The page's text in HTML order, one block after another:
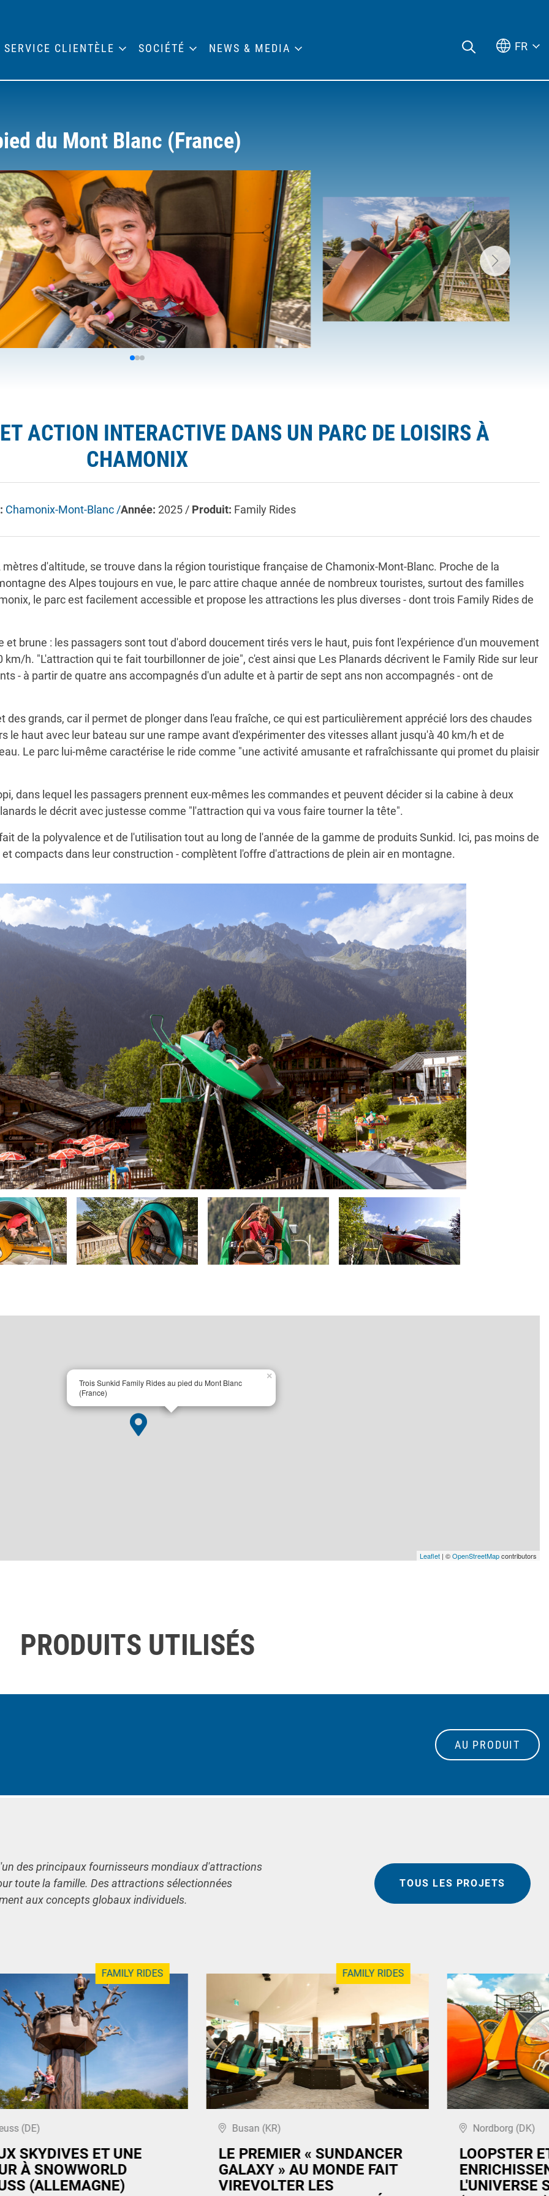
du Mont Blanc (France)
ACTION INTERACTIVE DANS UN PARC DE LOISIRS À
CHAMONIX
Chamonix-Mont-Blanc /Année: 2025 / Produit: Family Rides
d'altitude, se trouve dans la région touristique française de Chamonix-Mont-Blanc. Proche de la
des Alpes toujours en vue, le parc attire chaque année de nombreux touristes, surtout des familles
le parc est facilement accessible et propose les attractions les plus diverses - dont trois Family Rides de
brune : les passagers sont tout d'abord doucement tirés vers le haut, puis font l'expérience d'un mouvement
h. "L'attraction qui te fait tourbillonner de joie", c'est ainsi que Les Planards décrivent le Family Ride sur leur
- à partir de quatre ans accompagnés d'un adulte et à partir de sept ans non accompagnés - ont de
grands, car il permet de plonger dans l'eau fraîche, ce qui est particulièrement apprécié lors des chaudes
le haut avec leur bateau sur une rampe avant d'expérimenter des vitesses allant jusqu'à 40 km/h et de
Le parc lui-même caractérise le ride comme "une activité amusante et rafraîchissante qui promet du plaisir
dans lequel les passagers prennent eux-mêmes les commandes et peuvent décider si la cabine à deux
le décrit avec justesse comme "l'attraction qui va vous faire tourner la tête".
de la polyvalence et de l'utilisation tout au long de l'année de la gamme de produits Sunkid. Ici, pas moins de
compacts dans leur construction - complètent l'offre d'attractions de plein air en montagne.
Trois Sunkid Family Rides au pied du Mont Blanc
(France)
×
Leaflet | ©OpenStreetMapcontributors
PRODUITS UTILISÉS
AU PRODUIT
des principaux fournisseurs mondiaux d'attractions
toute la famille. Des attractions sélectionnées
aux concepts globaux individuels.
TOUS LES PROJETS
FAMILY RIDES
(DE)
SKYDIVES ET UNE
À SNOWWORLD
(ALLEMAGNE)
FAMILY RIDES
Busan (KR)
LE PREMIER « SUNDANCER
GALAXY » AU MONDE FAIT
VIREVOLTER LES
Nordborg (DK)
LOOPSTER
L'UNIVERSE
SERVICE CLIENTÈLE SOCIÉTÉ NEWS & MEDIA FR